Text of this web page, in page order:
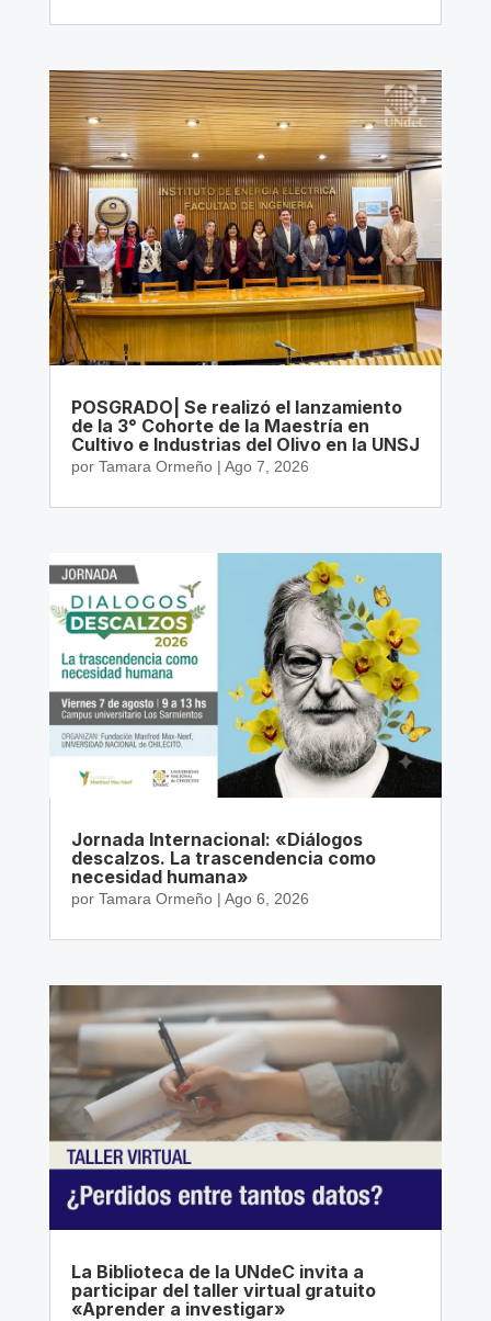
POSGRADO| Se realizó el lanzamiento
de la 3° Cohorte de la Maestría en
Cultivo e Industrias del Olivo en la UNSJ
por Tamara Ormeño| Ago 7, 2026
Jornada Internacional: «Diálogos
descalzos. La trascendencia como
necesidad humana»
por Tamara Ormeño| Ago 6, 2026
La Biblioteca de la UNdeC invita a
participar del taller virtual gratuito
«Aprender a investigar»